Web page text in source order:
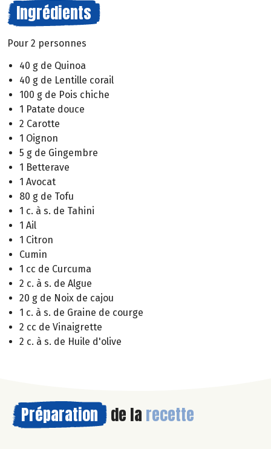
Ingrédients
Pour 2 personnes
40 g de Quinoa
40 g de Lentille corail
100 g de Pois chiche
1 Patate douce
2 Carotte
1 Oignon
5 g de Gingembre
1 Betterave
1 Avocat
80 g de Tofu
1 c. à s. de Tahini
1 Ail
1 Citron
Cumin
1 cc de Curcuma
2 c. à s. de Algue
20 g de Noix de cajou
1 c. à s. de Graine de courge
2 cc de Vinaigrette
2 c. à s. de Huile d'olive
Préparation de la recette